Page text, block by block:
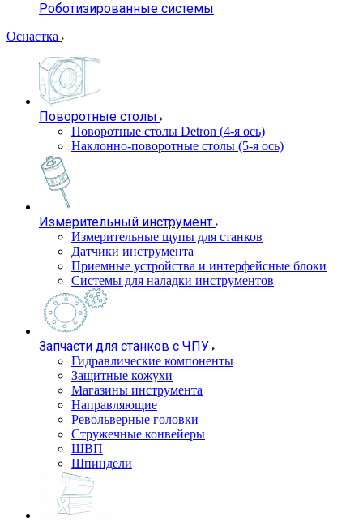
Роботизированные системы
Оснастка
Поворотные столы
Поворотные столы Detron (4-я ось)
Наклонно-поворотные столы (5-я ось)
Измерительный инструмент
Измерительные щупы для станков
Датчики инструмента
Приемные устройства и интерфейсные блоки
Системы для наладки инструментов
Запчасти для станков с ЧПУ
Гидравлические компоненты
Защитные кожухи
Магазины инструмента
Направляющие
Револьверные головки
Стружечные конвейеры
ШВП
Шпиндели